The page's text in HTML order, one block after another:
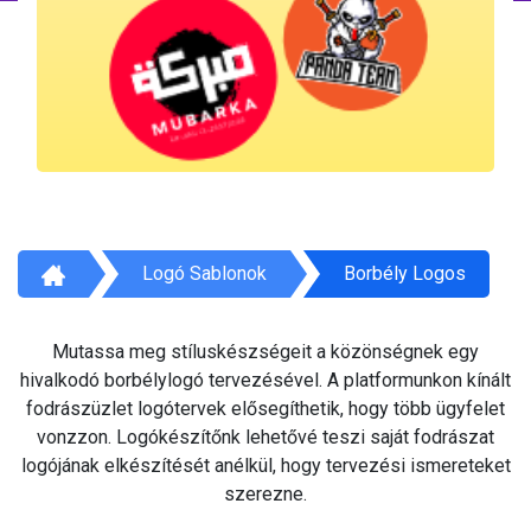
Logó Sablonok Borbély Logos
Mutassa meg stíluskészségeit a közönségnek egy
hivalkodó borbélylogó tervezésével. A platformunkon kínált
fodrászüzlet logótervek elősegíthetik, hogy több ügyfelet
vonzzon. Logókészítőnk lehetővé teszi saját fodrászat
logójának elkészítését anélkül, hogy tervezési ismereteket
szerezne.